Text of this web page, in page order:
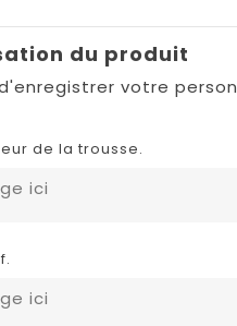
du produit
votre
de la trousse.